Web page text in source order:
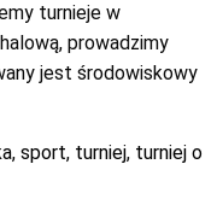
turnieje w
prowadzimy
jest środowiskowy
, sport, turniej, turniej o